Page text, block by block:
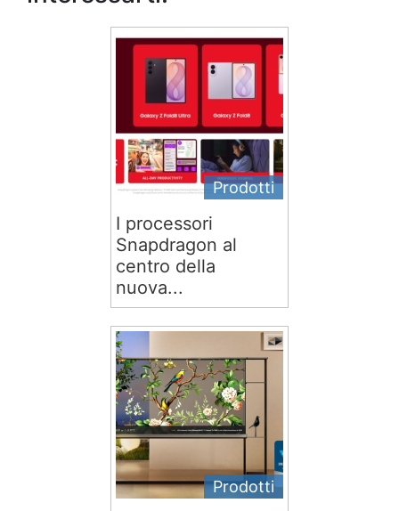
Prodotti
I processori
Snapdragon al
centro della
nuova...
Prodotti